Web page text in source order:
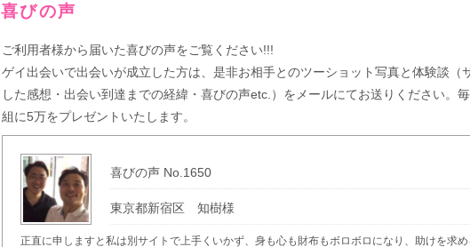
喜びの声
ご利用者様から届いた喜びの声をご覧ください!!!
ゲイ出会いで出会いが成立した方は、是非お相手とのツーショット写真と体験談（
した感想・出会い到達までの経緯・喜びの声etc.）をメールにてお送りください。
組に5万をプレゼントいたします。
喜びの声 No.1650
東京都新宿区 知樹様
正直に申しますと私は別サイトで上手くいかず、身も心も財布もボロボロになり、助けを求